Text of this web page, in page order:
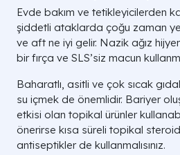
Evde bakım ve tetikleyicilerden
şiddetli ataklarda çoğu zaman
ve aft ne iyi gelir. Nazik ağız
bir fırça ve SLS’siz macun
Baharatlı, asitli ve çok sıcak
su içmek de önemlidir. Bariyer
etkisi olan topikal ürünler
önerirse kısa süreli topikal
antiseptikler de kullanmalısınız.